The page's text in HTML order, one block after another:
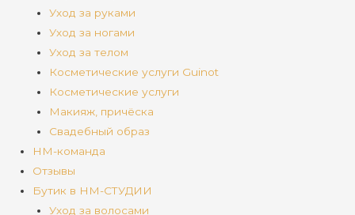
Уход за руками
Уход за ногами
Уход за телом
Косметические услуги Guinot
Косметические услуги
Макияж, причёска
Свадебный образ
НМ-команда
Отзывы
Бутик в НМ-СТУДИИ
Уход за волосами